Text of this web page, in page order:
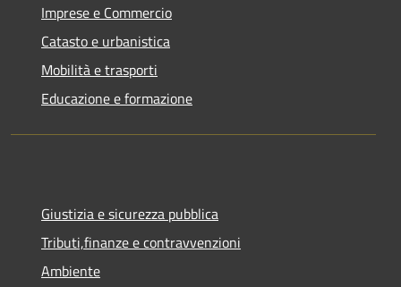
Imprese e Commercio
Catasto e urbanistica
Mobilità e trasporti
Educazione e formazione
Giustizia e sicurezza pubblica
Tributi,finanze e contravvenzioni
Ambiente